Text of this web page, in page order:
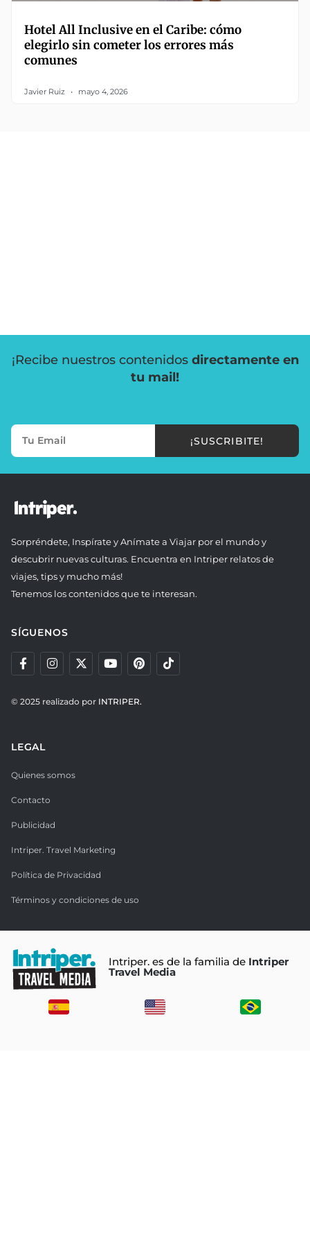
Hotel All Inclusive en el Caribe: cómo
elegirlo sin cometer los errores más
comunes
Javier Ruiz mayo 4, 2026
¡Recibe nuestros contenidos directamente en
tu mail!
¡SUSCRIBITE!
Sorpréndete, Inspírate y Anímate a Viajar por el mundo y
descubrir nuevas culturas. Encuentra en Intriper relatos de
viajes, tips y mucho más!
Tenemos los contenidos que te interesan.
SÍGUENOS
© 2025 realizado por INTRIPER.
LEGAL
Quienes somos
Contacto
Publicidad
Intriper. Travel Marketing
Política de Privacidad
Términos y condiciones de uso
Intriper. es de la familia de Intriper
Travel Media